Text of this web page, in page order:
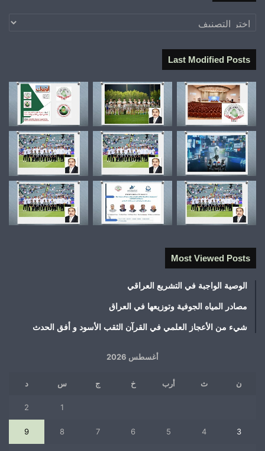
تصنيفات
Last Modified Posts
Most Viewed Posts
الوصية الواجبة في التشريع العراقي
مصادر المياه الجوفية وتوزيعها في العراق
شيء من الأعجاز العلمي في القرآن الثقب الأسود و أفق الحدث
أغسطس 2026
ن ث أرب خ ج س د
1
2
3
4
5
6
7
8
9